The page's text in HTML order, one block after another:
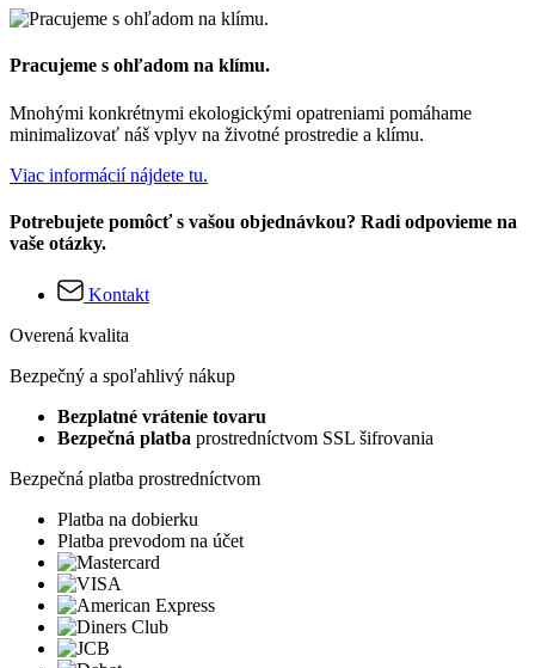
Pracujeme s ohľadom na klímu.
Mnohými konkrétnymi ekologickými opatreniami pomáhame
minimalizovať náš vplyv na životné prostredie a klímu.
Viac informácií nájdete tu.
Potrebujete pomôcť s vašou objednávkou? Radi odpovieme na
vaše otázky.
Kontakt
Overená kvalita
Bezpečný a spoľahlivý nákup
Bezplatné vrátenie tovaru
Bezpečná platba prostredníctvom SSL šifrovania
Bezpečná platba prostredníctvom
Platba na dobierku
Platba prevodom na účet